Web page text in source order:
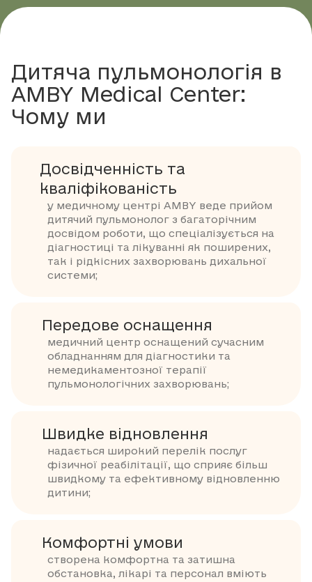
Дитяча пульмонологія в
AMBY Medical Center:
Чому ми
Досвідченність та
кваліфікованість
у медичному центрі AMBY веде прийом
дитячий пульмонолог з багаторічним
досвідом роботи, що спеціалізується на
діагностиці та лікуванні як поширених,
так і рідкісних захворювань дихальної
системи;
Передове оснащення
медичний центр оснащений сучасним
обладнанням для діагностики та
немедикаментозної терапії
пульмонологічних захворювань;
Швидке відновлення
надається широкий перелік послуг
фізичної реабілітації, що сприяє більш
швидкому та ефективному відновленню
дитини;
Комфортні умови
створена комфортна та затишна
обстановка, лікарі та персонал вміють